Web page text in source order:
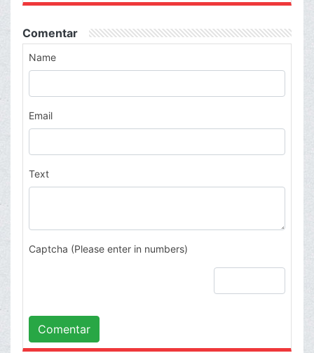
Comentar
Name
Email
Text
Captcha (Please enter in numbers)
Comentar